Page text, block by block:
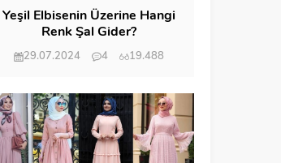
Yeşil Elbisenin Üzerine Hangi
Renk Şal Gider?
29.07.2024 4 19.488